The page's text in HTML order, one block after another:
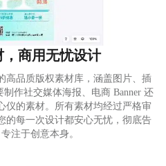
商用无忧设计
高品质版权素材库，涵盖图片、插
作社交媒体海报、电商 Banner 还
仪的素材。所有素材均经过严格审
的每一次设计都安心无忧，彻底告
注于创意本身。